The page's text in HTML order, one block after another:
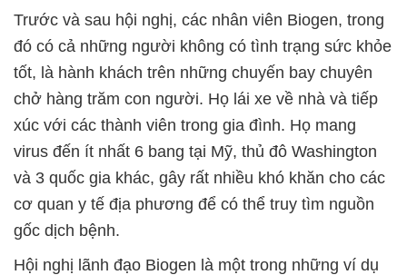
Trước và sau hội nghị, các nhân viên Biogen, trong
đó có cả những người không có tình trạng sức khỏe
tốt, là hành khách trên những chuyến bay chuyên
chở hàng trăm con người. Họ lái xe về nhà và tiếp
xúc với các thành viên trong gia đình. Họ mang
virus đến ít nhất 6 bang tại Mỹ, thủ đô Washington
và 3 quốc gia khác, gây rất nhiều khó khăn cho các
cơ quan y tế địa phương để có thể truy tìm nguồn
gốc dịch bệnh.
Hội nghị lãnh đạo Biogen là một trong những ví dụ